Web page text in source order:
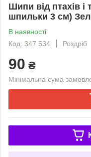
Шипи від птахів і
шпильки 3 см)
В наявності
Код: 347 534
Роздріб
90 ₴
Мінімальна сума